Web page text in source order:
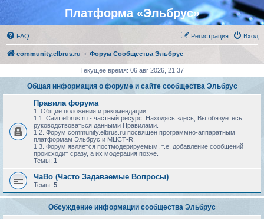
Платформа «Эльбрус»
FAQ Вход
Регистрация
community.elbrus.ru Форум Сообщества Эльбрус
Текущее время: 06 авг 2026, 21:37
Общая информация о форуме и сайте сообщества Эльбрус
Правила форума
1. Общие положения и рекомендации
1.1. Сайт elbrus.ru - частный ресурс. Находясь здесь, Вы обязуетесь
руководствоваться данными Правилами.
1.2. Форум community.elbrus.ru посвящен программно-аппаратным
платформам Эльбрус и МЦСТ-R.
1.3. Форум является постмодерируемым, т.е. добавление сообщений
происходит сразу, а их модерация позже.
Темы: 1
ЧаВо (Часто Задаваемые Вопросы)
Темы: 5
Обсуждение информации сообщества Эльбрус